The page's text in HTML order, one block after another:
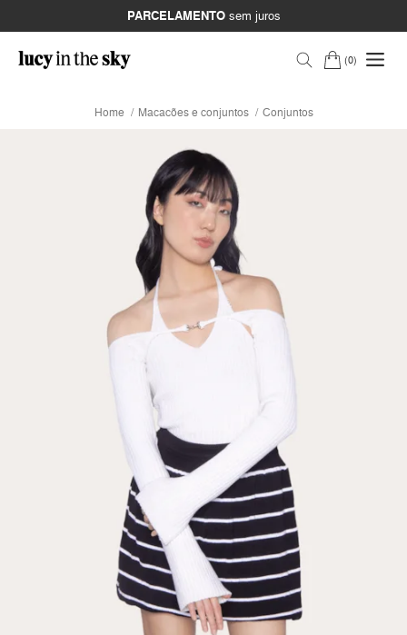
PARCELAMENTOsem juros
0
Home Macacões e conjuntos Conjuntos